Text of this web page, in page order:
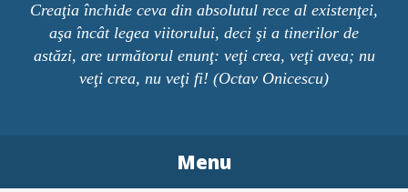
Creaţia închide ceva din absolutul rece al existenţei,
aşa încât legea viitorului, deci şi a tinerilor de
astăzi, are următorul enunţ: veţi crea, veţi avea; nu
veţi crea, nu veţi fi! (Octav Onicescu)
Menu